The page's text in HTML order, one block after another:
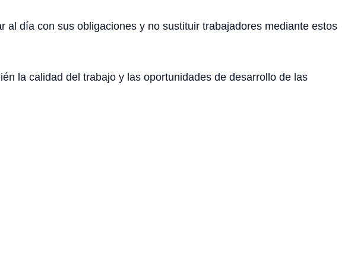
día con sus obligaciones y no sustituir trabajadores mediante estos
la calidad del trabajo y las oportunidades de desarrollo de las